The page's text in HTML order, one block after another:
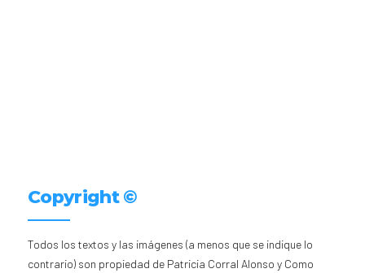
Copyright ©
Todos los textos y las imágenes (a menos que se indique lo
contrario) son propiedad de Patricia Corral Alonso y Como